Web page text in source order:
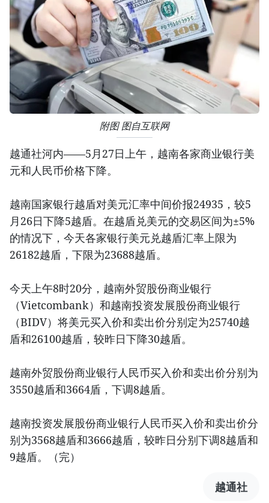
附图 图自互联网
越通社河内——5月27日上午，越南各家商业银行美
元和人民币价格下降。
越南国家银行越盾对美元汇率中间价报24935，较5
月26日下降5越盾。在越盾兑美元的交易区间为±5%
的情况下，今天各家银行美元兑越盾汇率上限为
26182越盾，下限为23688越盾。
今天上午8时20分，越南外贸股份商业银行
（Vietcombank）和越南投资发展股份商业银行
（BIDV）将美元买入价和卖出价分别定为25740越
盾和26100越盾，较昨日下降30越盾。
越南外贸股份商业银行人民币买入价和卖出价分别为
3550越盾和3664盾，下调8越盾。
越南投资发展股份商业银行人民币买入价和卖出价分
别为3568越盾和3666越盾，较昨日分别下调8越盾和
9越盾。（完）
越通社